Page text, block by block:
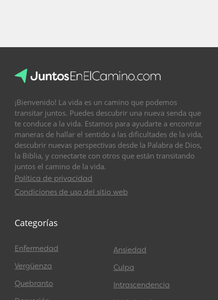
¡Bienvenido! La vida es un camino que podemos
transitar juntos. Puedes descubrir una nueva senda que
te conduce a la vida. Estamos para ayudarte a encontrar
maneras de hallar el sentido a las dificultades de la vida,
descubrir nuevas perspectivas desde la Palabra de Dios,
la Biblia, y conectarte con otros que están transitando
juntos el camino de la vida.
Política de privacidad
Condiciones de uso del sitio web
Categorías
Enfermedad
Vergüenza
Quebranto
Ansiedad
Culpa
Intrascendencia